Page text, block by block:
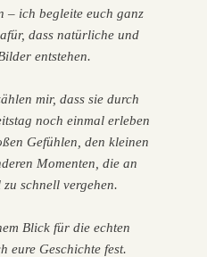
– ich begleite euch ganz
dass natürliche und
entstehen.
mir, dass sie durch
noch einmal erleben
Gefühlen, den kleinen
Momenten, die an
schnell vergehen.
Blick für die echten
eure Geschichte fest.